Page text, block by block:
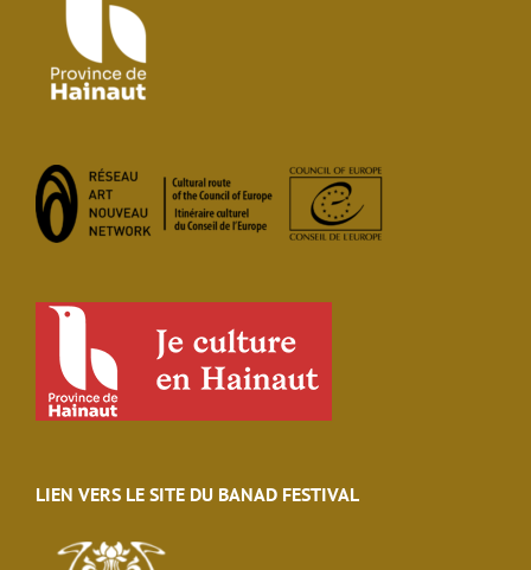
LIEN VERS LE SITE DU BANAD FESTIVAL